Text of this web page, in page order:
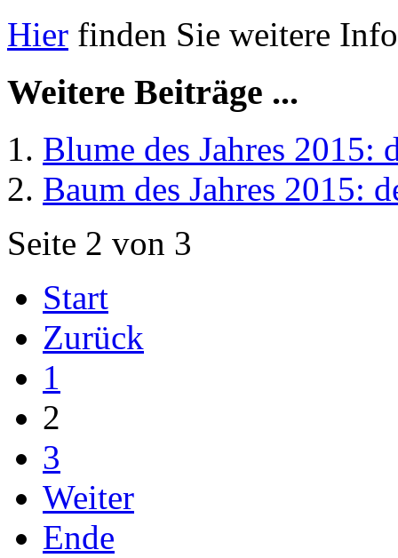
Hier finden Sie weitere
Weitere Beiträge ...
Blume des Jahres 2015:
Baum des Jahres 2015:
Seite 2 von 3
Start
Zurück
1
2
3
Weiter
Ende